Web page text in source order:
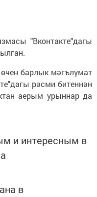
"Вконтакте"дагы
өчен барлык мәгълүмат
рәсми битеннән
аерым урыннар да
и интересным в
в